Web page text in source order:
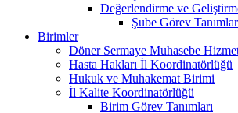
Değerlendirme ve
Şube Görev
Birimler
Döner Sermaye Muhasebe
Hasta Hakları İl Koordinatörlüğü
Hukuk ve Muhakemat Birimi
İl Kalite Koordinatörlüğü
Birim Görev Tanımları